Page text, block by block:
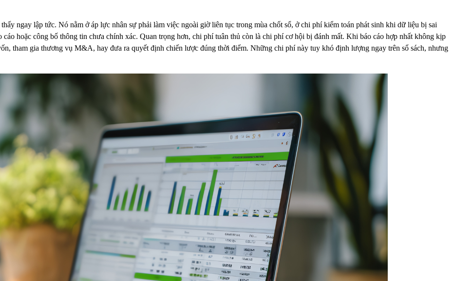
ngay lập tức. Nó nằm ở áp lực nhân sự phải làm việc ngoài giờ liên tục trong mùa chốt sổ, ở chi phí kiểm toán phát sinh khi dữ liệu bị sai
hoặc công bố thông tin chưa chính xác. Quan trọng hơn, chi phí tuân thủ còn là chi phí cơ hội bị đánh mất. Khi báo cáo hợp nhất không kịp
tham gia thương vụ M&A, hay đưa ra quyết định chiến lược đúng thời điểm. Những chi phí này tuy khó định lượng ngay trên sổ sách, nhưng